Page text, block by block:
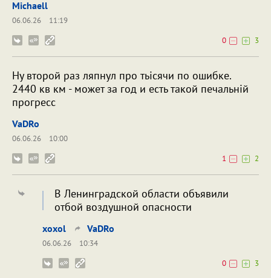
Michaell
06.06.26
11:19
0
3
Ну второй раз ляпнул про тьісячи по ошибке.
2440 кв км - может за год и есть такой печальній
прогресс
VaDRo
06.06.26
10:00
1
2
В Ленинградской области объявили
отбой воздушной опасности
xoxol VaDRo
06.06.26
10:34
0
3